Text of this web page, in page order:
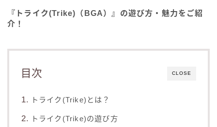
『トライク(Trike)（BGA）』の遊び方・魅力をご紹
介！
CLOSE
目次
トライク(Trike)とは？
トライク(Trike)の遊び方